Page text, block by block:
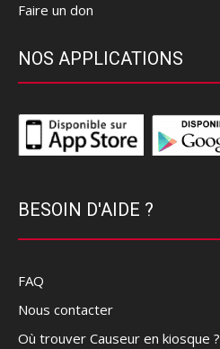
Faire un don
NOS APPLICATIONS
BESOIN D'AIDE ?
FAQ
Nous contacter
Où trouver Causeur en kiosque ?